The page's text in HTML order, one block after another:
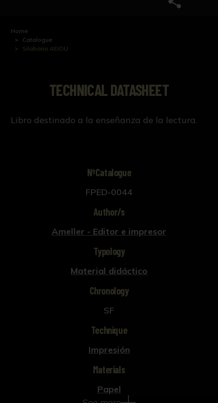
Home
Catalogue
Silabario AEIOU
TECHNICAL DATASHEET
Libro destinado a la enseñanza de la lectura.
NºCatalogue
FPED-0044
Author/s
Ameller - Editor e impresor
Typology
Material didáctico
Chronology
SF
Technique
Impresión
Materials
Papel